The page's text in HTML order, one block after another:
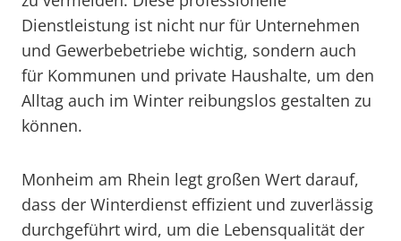
Dienstleistung ist nicht nur für Unternehmen
und Gewerbebetriebe wichtig, sondern auch
für Kommunen und private Haushalte, um den
Alltag auch im Winter reibungslos gestalten zu
können.
Monheim am Rhein legt großen Wert darauf,
dass der Winterdienst effizient und zuverlässig
durchgeführt wird, um die Lebensqualität der